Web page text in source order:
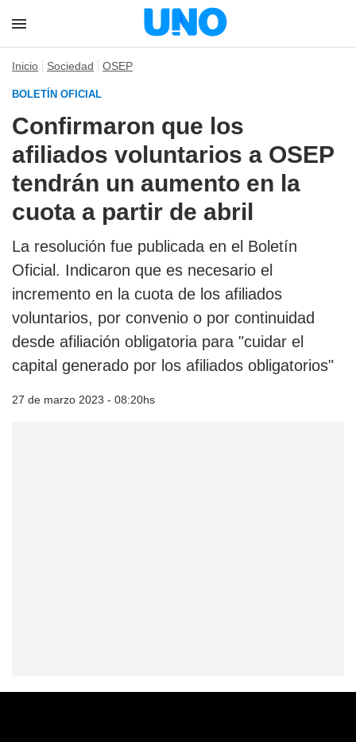
Inicio Sociedad OSEP
BOLETÍN OFICIAL
Confirmaron que los
afiliados voluntarios a OSEP
tendrán un aumento en la
cuota a partir de abril
La resolución fue publicada en el Boletín
Oficial. Indicaron que es necesario el
incremento en la cuota de los afiliados
voluntarios, por convenio o por continuidad
desde afiliación obligatoria para "cuidar el
capital generado por los afiliados obligatorios"
27 de marzo 2023 - 08:20hs